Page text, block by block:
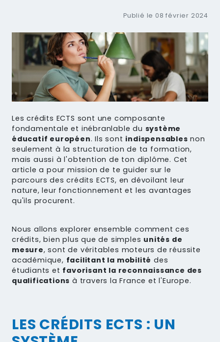
Publié le 08 février 2024
Les crédits ECTS sont une composante
fondamentale et inébranlable du système
éducatif européen. Ils sont indispensables non
seulement à la structuration de ta formation,
mais aussi à l'obtention de ton diplôme. Cet
article a pour mission de te guider sur le
parcours des crédits ECTS, en dévoilant leur
nature, leur fonctionnement et les avantages
qu'ils procurent.
Nous allons explorer ensemble comment ces
crédits, bien plus que de simples unités de
mesure, sont de véritables moteurs de réussite
académique, facilitant la mobilité des
étudiants et favorisant la reconnaissance des
qualifications à travers la France et l'Europe.
LES CRÉDITS ECTS : UN